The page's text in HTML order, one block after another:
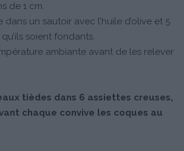
de 1 cm.
dans un sautoir avec l’huile d’olive et 5
qu’ils soient fondants.
ambiante avant de les relever
tièdes dans 6 assiettes creuses,
chaque convive les coques au